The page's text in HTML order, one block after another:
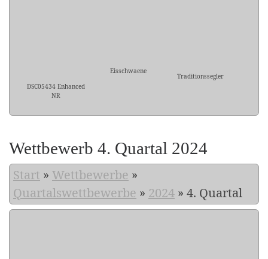
DSC05434 Enhanced
NR
Eisschwaene
Traditionssegler
Wettbewerb 4. Quartal 2024
Start » Wettbewerbe »
Quartalswettbewerbe » 2024 » 4. Quartal